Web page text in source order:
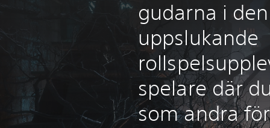
gudarna i
uppslukande
spelare där
som andra